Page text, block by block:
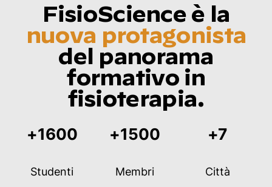
FisioScience è la
nuova protagonista
del panorama
formativo in
fisioterapia.
+1600
Studenti
+1500
Membri
+7
Città